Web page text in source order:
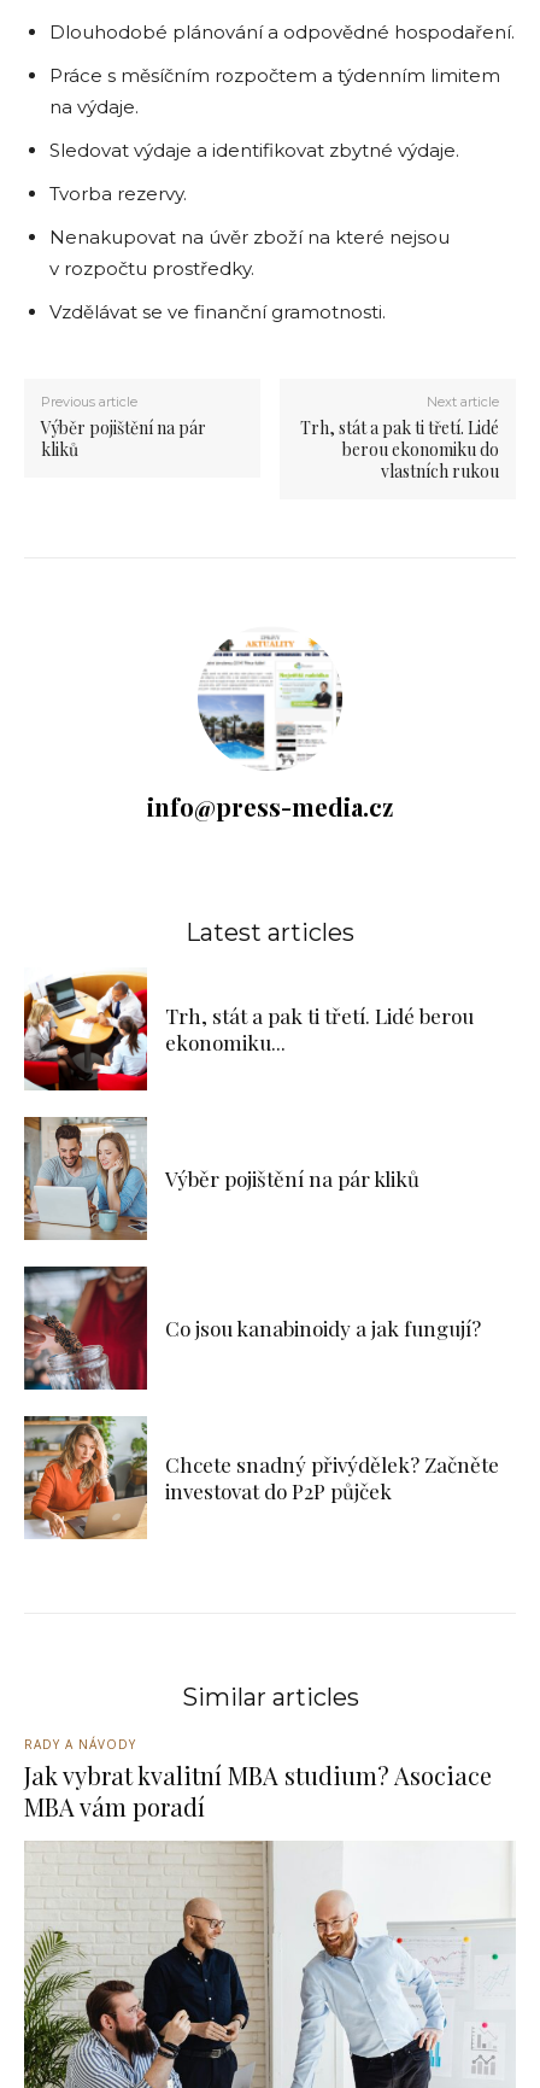
Dlouhodobé plánování a odpovědné hospodaření.
Práce s měsíčním rozpočtem a týdenním limitem
na výdaje.
Sledovat výdaje a identifikovat zbytné výdaje.
Tvorba rezervy.
Nenakupovat na úvěr zboží na které nejsou
v rozpočtu prostředky.
Vzdělávat se ve finanční gramotnosti.
Previous article
Výběr pojištění na pár
kliků
Next article
Trh, stát a pak ti třetí. Lidé
berou ekonomiku do
vlastních rukou
info@press-media.cz
Latest articles
Trh, stát a pak ti třetí. Lidé berou
ekonomiku...
Výběr pojištění na pár kliků
Co jsou kanabinoidy a jak fungují?
Chcete snadný přivýdělek? Začněte
investovat do P2P půjček
Similar articles
RADY A NÁVODY
Jak vybrat kvalitní MBA studium? Asociace
MBA vám poradí